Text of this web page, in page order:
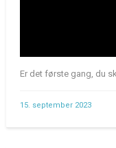
Er det første gang, du
15. september 2023